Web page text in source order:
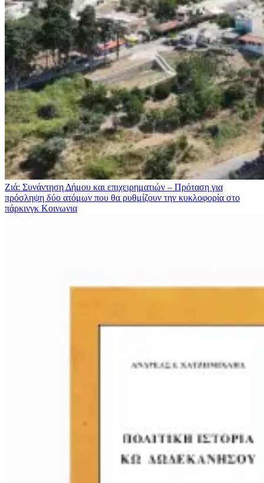
Ζιά: Συνάντηση Δήμου και επιχειρηματιών – Πρόταση για
πρόσληψη δύο ατόμων που θα ρυθμίζουν την κυκλοφορία στο
πάρκινγκ Κοινωνια